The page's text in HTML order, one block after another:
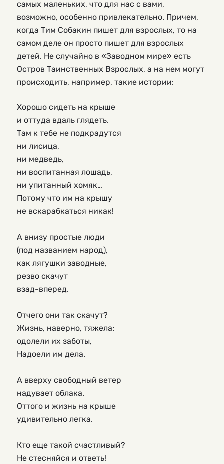
самых маленьких, что для нас с вами,
возможно, особенно привлекательно. Причем,
когда Тим Собакин пишет для взрослых, то на
самом деле он просто пишет для взрослых
детей. Не случайно в «Заводном мире» есть
Остров Таинственных Взрослых, а на нем могут
происходить, например, такие истории:
Хорошо сидеть на крыше
и оттуда вдаль глядеть.
Там к тебе не подкрадутся
ни лисица,
ни медведь,
ни воспитанная лошадь,
ни упитанный хомяк…
Потому что им на крышу
не вскарабкаться никак!
А внизу простые люди
(под названием народ),
как лягушки заводные,
резво скачут
взад-вперед.
Отчего они так скачут?
Жизнь, наверно, тяжела:
одолели их заботы,
Надоели им дела.
А вверху свободный ветер
надувает облака.
Оттого и жизнь на крыше
удивительно легка.
Кто еще такой счастливый?
Не стесняйся и ответь!